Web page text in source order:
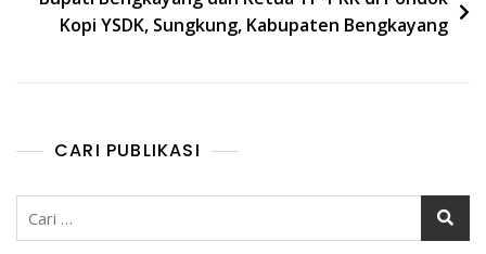
Kopi YSDK, Sungkung, Kabupaten Bengkayang
CARI PUBLIKASI